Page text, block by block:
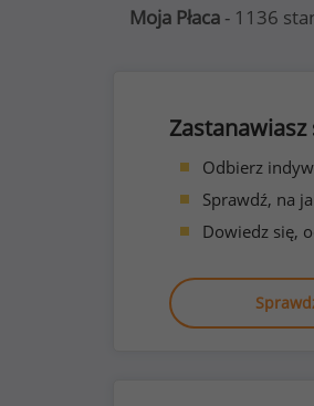
Moja Płaca - 1136
Odbierz
Sprawdź, na
Dowiedz się,